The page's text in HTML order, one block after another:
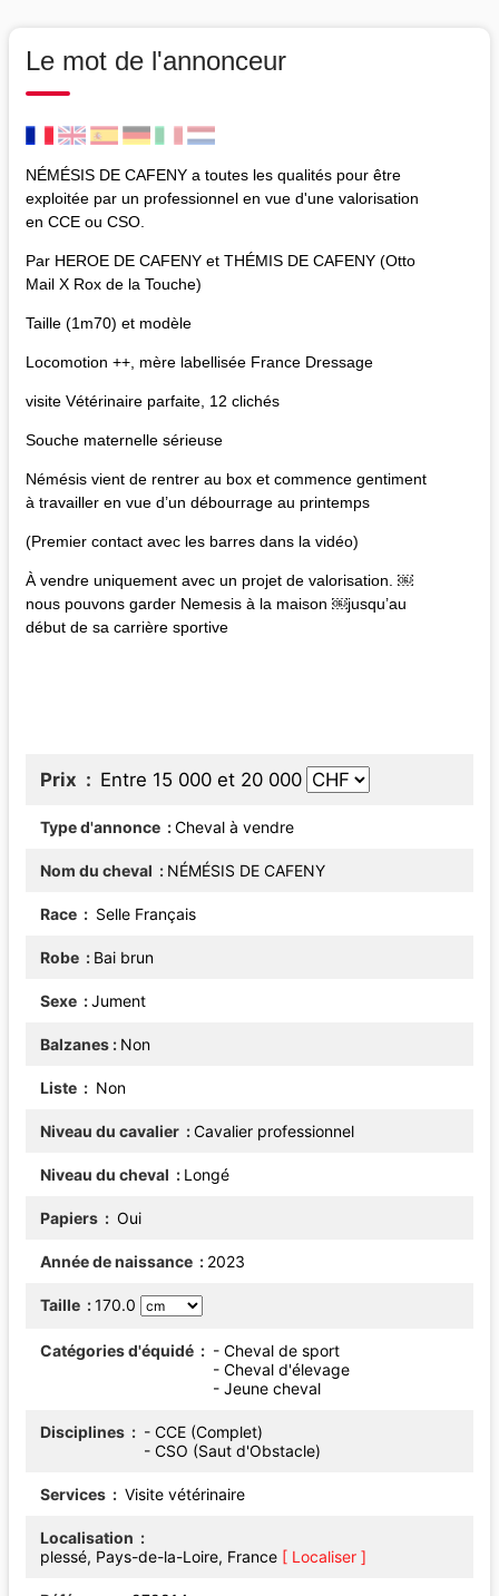
Le mot de l'annonceur
NÉMÉSIS DE CAFENY a toutes les qualités pour être
exploitée par un professionnel en vue d'une valorisation
en CCE ou CSO.
Par HEROE DE CAFENY et THÉMIS DE CAFENY (Otto
Mail X Rox de la Touche)
Taille (1m70) et modèle
Locomotion ++, mère labellisée France Dressage
visite Vétérinaire parfaite, 12 clichés
Souche maternelle sérieuse
Némésis vient de rentrer au box et commence gentiment
à travailler en vue d’un débourrage au printemps
(Premier contact avec les barres dans la vidéo)
À vendre uniquement avec un projet de valorisation. ￼
nous pouvons garder Nemesis à la maison ￼jusqu’au
début de sa carrière sportive
Prix Entre 15 000 et 20 000
Type d'annonce Cheval à vendre
Nom du cheval NÉMÉSIS DE CAFENY
Race Selle Français
Robe Bai brun
Sexe Jument
Balzanes Non
Liste Non
Niveau du cavalier Cavalier professionnel
Niveau du cheval Longé
Papiers Oui
Année de naissance 2023
Taille 170.0
Catégories d'équidé
- Cheval de sport
- Cheval d'élevage
- Jeune cheval
Disciplines
- CCE (Complet)
- CSO (Saut d'Obstacle)
Services Visite vétérinaire
Localisation
plessé, Pays-de-la-Loire, France [ Localiser ]